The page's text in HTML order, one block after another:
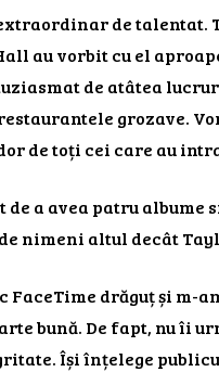
de talentat.
au vorbit cu el
de atâtea
grozave.
de toți cei care au
a avea patru
nimeni altul decât
FaceTime drăguț și m-
bună. De fapt, nu îi
Își înțelege